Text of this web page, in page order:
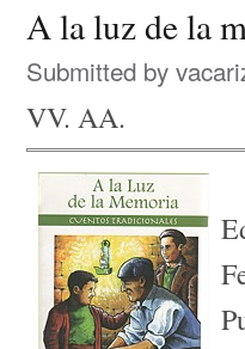
A la luz de la
Submitted by
VV. AA.